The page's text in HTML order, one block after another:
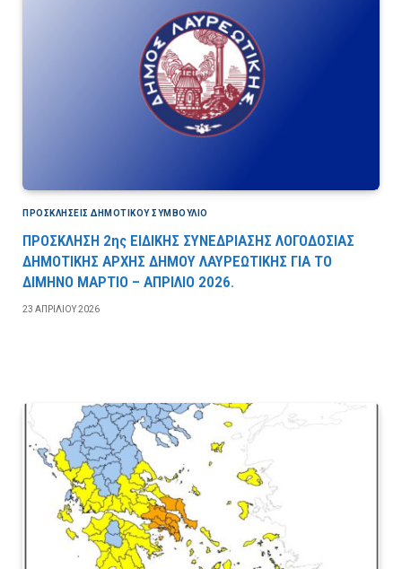
ΠΡΟΣΚΛΉΣΕΙΣ ΔΗΜΟΤΙΚΟΎ ΣΥΜΒΟΎΛΙΟ
ΠΡΟΣΚΛΗΣΗ 2ης ΕΙΔΙΚΗΣ ΣΥΝΕΔΡΙΑΣΗΣ ΛΟΓΟΔΟΣΙΑΣ
ΔΗΜΟΤΙΚΗΣ ΑΡΧΗΣ ΔΗΜΟΥ ΛΑΥΡΕΩΤΙΚΗΣ ΓΙΑ ΤΟ
ΔΙΜΗΝΟ ΜΑΡΤΙΟ – ΑΠΡΙΛΙΟ 2026.
23 ΑΠΡΙΛΊΟΥ 2026